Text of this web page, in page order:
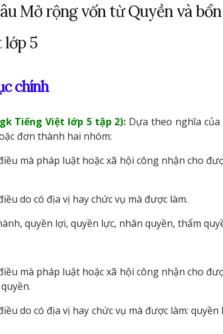
Mở rộng vốn từ Quyền và
lớp 5
chính
Tiếng Việt lớp 5 tập 2): Dựa theo nghĩa
đơn thành hai nhóm:
mà pháp luật hoặc xã hội công nhận cho
do có địa vị hay chức vụ mà được làm.
quyền lợi, quyền lực, nhân quyền, thẩm
mà pháp luật hoặc xã hội công nhận cho
do có địa vị hay chức vụ mà được làm: